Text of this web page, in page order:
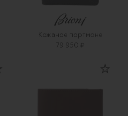
Кожаное портмоне
79 950 ₽